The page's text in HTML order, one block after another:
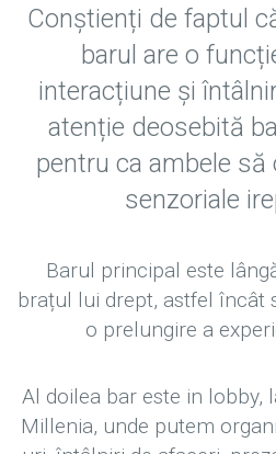
Conștienți de faptul
barul are o
interacțiune și
atenție deosebită
pentru ca ambele să
senzoriale
Barul principal este
brațul lui drept, astfel încât
o prelungire a
Al doilea bar este in lobby,
Millenia, unde putem